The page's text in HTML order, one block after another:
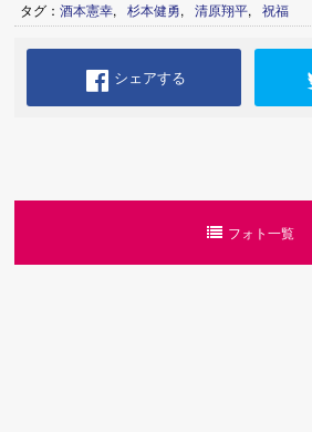
タグ：酒本憲幸, 杉本健勇, 清原翔平, 祝福
シェアする
フォト一覧